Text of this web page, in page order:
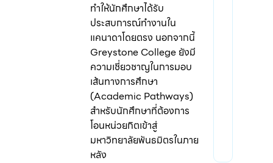
ทำให้นักศึกษาได้รับ
ประสบการณ์ทำงานใน
แคนาดาโดยตรง นอกจากนี้
Greystone College ยังมี
ความเชี่ยวชาญในการมอบ
เส้นทางการศึกษา
(Academic Pathways)
สำหรับนักศึกษาที่ต้องการ
โอนหน่วยกิตเข้าสู่
มหาวิทยาลัยพันธมิตรในภาย
หลัง